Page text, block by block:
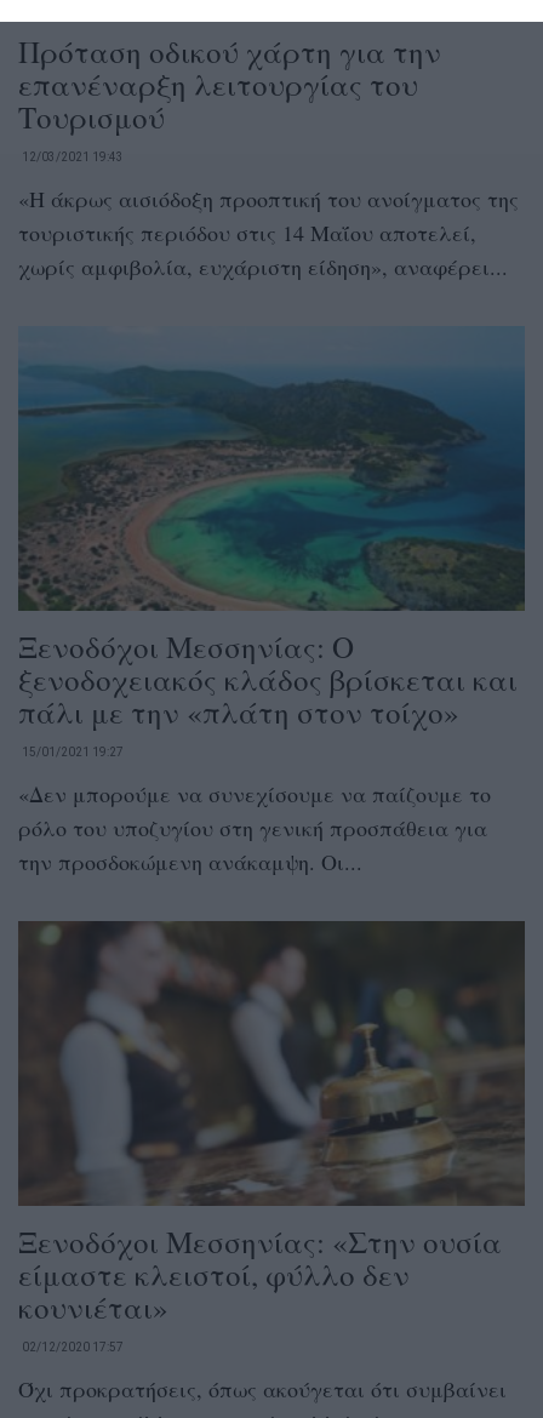
Πρόταση οδικού χάρτη για την
επανέναρξη λειτουργίας του
Τουρισμού
12/03/2021 19:43
«Η άκρως αισιόδοξη προοπτική του ανοίγματος της
τουριστικής περιόδου στις 14 Μαΐου αποτελεί,
χωρίς αμφιβολία, ευχάριστη είδηση», αναφέρει...
Ξενοδόχοι Μεσσηνίας: Ο
ξενοδοχειακός κλάδος βρίσκεται και
πάλι με την «πλάτη στον τοίχο»
15/01/2021 19:27
«Δεν μπορούμε να συνεχίσουμε να παίζουμε το
ρόλο του υποζυγίου στη γενική προσπάθεια για
την προσδοκώμενη ανάκαμψη. Οι...
Ξενοδόχοι Μεσσηνίας: «Στην ουσία
είμαστε κλειστοί, φύλλο δεν
κουνιέται»
02/12/2020 17:57
Όχι προκρατήσεις, όπως ακούγεται ότι συμβαίνει